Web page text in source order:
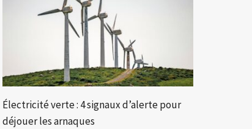
Électricité verte : 4 signaux d’alerte pour
déjouer les arnaques